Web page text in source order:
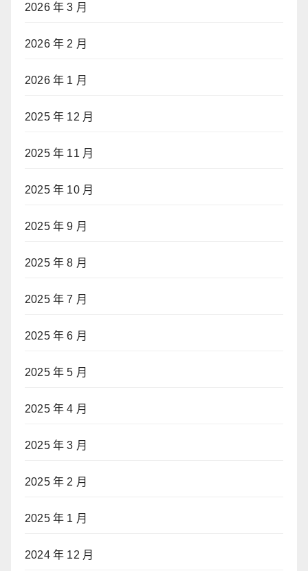
2026 年 3 月
2026 年 2 月
2026 年 1 月
2025 年 12 月
2025 年 11 月
2025 年 10 月
2025 年 9 月
2025 年 8 月
2025 年 7 月
2025 年 6 月
2025 年 5 月
2025 年 4 月
2025 年 3 月
2025 年 2 月
2025 年 1 月
2024 年 12 月